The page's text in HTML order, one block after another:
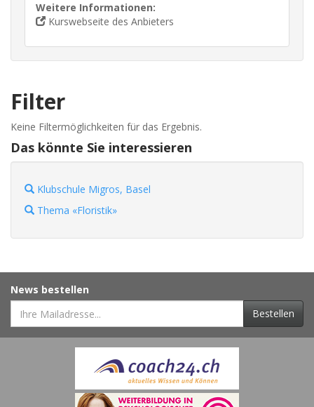
Weitere Informationen:
Kurswebseite des Anbieters
Filter
Keine Filtermöglichkeiten für das Ergebnis.
Das könnte Sie interessieren
Klubschule Migros, Basel
Thema «Floristik»
News bestellen
Bestellen